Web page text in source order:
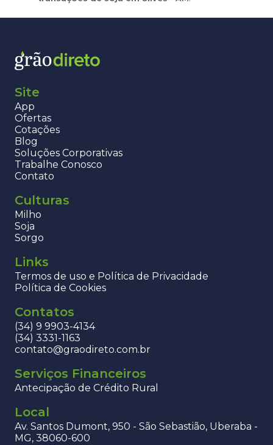
Site
App
Ofertas
Cotações
Blog
Soluções Corporativas
Trabalhe Conosco
Contato
Culturas
Milho
Soja
Sorgo
Links
Termos de uso e Política de Privacidade
Política de Cookies
Contatos
(34) 9 9903-4134
(34) 3331-1163
contato@graodireto.com.br
Serviços Financeiros
Antecipação de Crédito Rural
Local
Av. Santos Dumont, 950 - São Sebastião, Uberaba -
MG, 38060-600